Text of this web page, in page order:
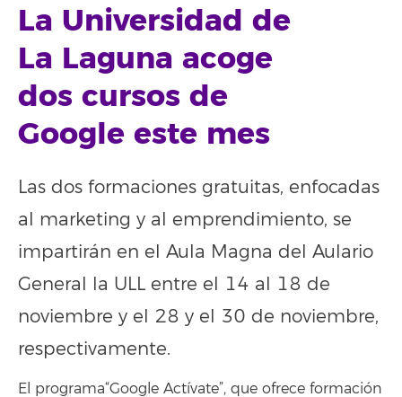
La Universidad de
La Laguna acoge
dos cursos de
Google este mes
Las dos formaciones gratuitas, enfocadas
al marketing y al emprendimiento, se
impartirán en el Aula Magna del Aulario
General la ULL entre el 14 al 18 de
noviembre y el 28 y el 30 de noviembre,
respectivamente.
El programa“Google Actívate”, que ofrece formación